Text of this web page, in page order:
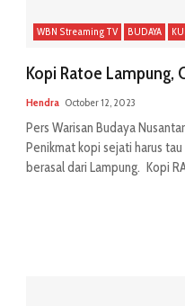
WBN Streaming TV BUDAYA
Kopi Ratoe Lampung,
Hendra October 12, 2023
Pers Warisan Budaya
Penikmat kopi sejati harus
berasal dari Lampung. Kopi